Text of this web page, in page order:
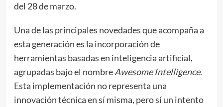
del 28 de marzo.
Una de las principales novedades que acompaña a
esta generación es la incorporación de
herramientas basadas en inteligencia artificial,
agrupadas bajo el nombreAwesome Intelligence.
Esta implementación no representa una
innovación técnica en sí misma, pero sí un intento